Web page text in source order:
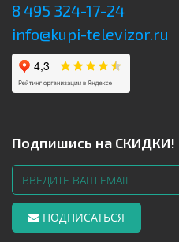
8 495 324-17-24
info@kupi-televizor.ru
Подпишись на СКИДКИ!
ПОДПИСАТЬСЯ